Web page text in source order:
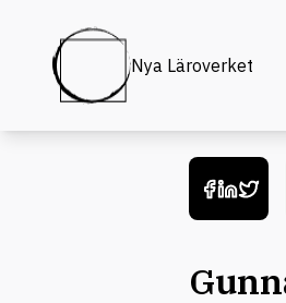
Nya Läroverket